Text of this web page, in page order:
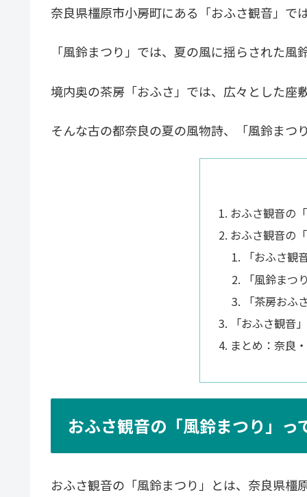
奈良県橿原市小房町にある「おふさ観音」で
「風鈴まつり」では、夏の風に揺らされた
境内奥の茶房「おふさ」では、広々とした座
そんな古の都奈良の夏の風物詩、「風鈴まつ
おふさ観音の
おふさ観音の
「おふさ観
「風鈴まつ
「茶房おふ
「おふさ観音
まとめ：奈良
おふさ観音の「風鈴まつり」っ
おふさ観音の「風鈴まつり」とは、奈良県橿